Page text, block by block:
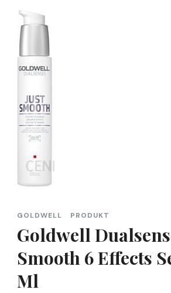
GOLDWELL PRODUKT
Goldwell
Smooth 6 Effects
Ml